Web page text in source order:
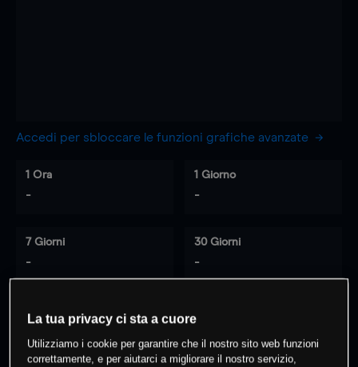
Accedi per sbloccare le funzioni grafiche avanzate
1 Ora
-
1 Giorno
-
7 Giorni
-
30 Giorni
-
% dei clienti hanno posizioni
questo prodotto
La tua privacy ci sta a cuore
Utilizziamo i cookie per garantire che il nostro sito web funzioni
correttamente, e per aiutarci a migliorare il nostro servizio,